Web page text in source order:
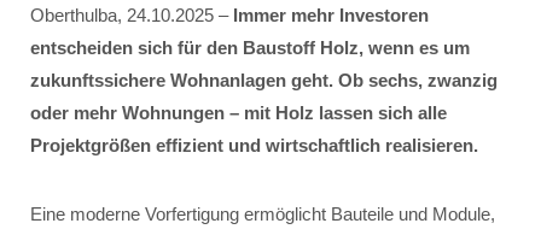
Oberthulba, 24.10.2025 – Immer mehr Investoren
entscheiden sich für den Baustoff Holz, wenn es um
zukunftssichere Wohnanlagen geht. Ob sechs, zwanzig
oder mehr Wohnungen – mit Holz lassen sich alle
Projektgrößen effizient und wirtschaftlich realisieren.
Eine moderne Vorfertigung ermöglicht Bauteile und Module,